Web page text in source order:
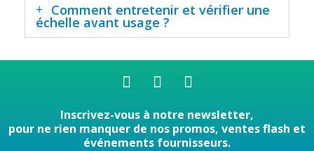
Comment entretenir et vérifier une
échelle avant usage ?
Inscrivez-vous à notre newsletter,
pour ne rien manquer de nos promos, ventes flash et
événements fournisseurs.